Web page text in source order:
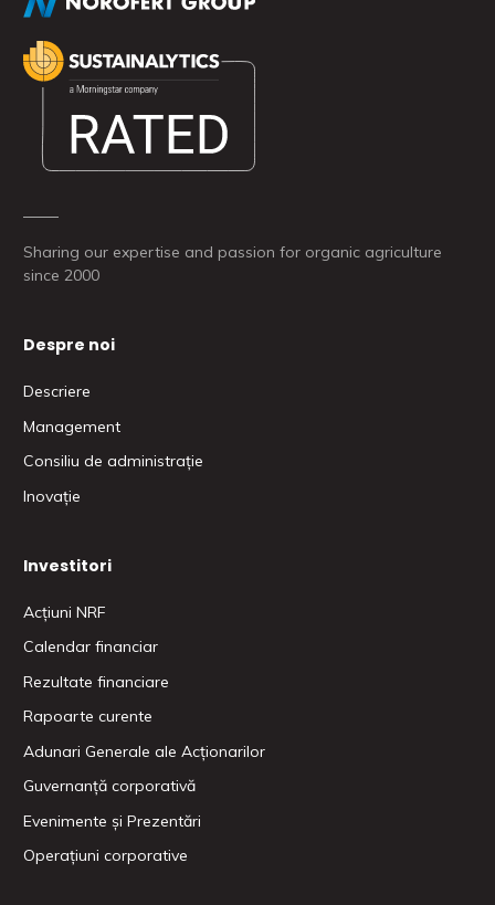
Sharing our expertise and passion for organic agriculture
since 2000
Despre noi
Descriere
Management
Consiliu de administrație
Inovație
Investitori
Acțiuni NRF
Calendar financiar
Rezultate financiare
Rapoarte curente
Adunari Generale ale Acționarilor
Guvernanță corporativă
Evenimente și Prezentări
Operațiuni corporative